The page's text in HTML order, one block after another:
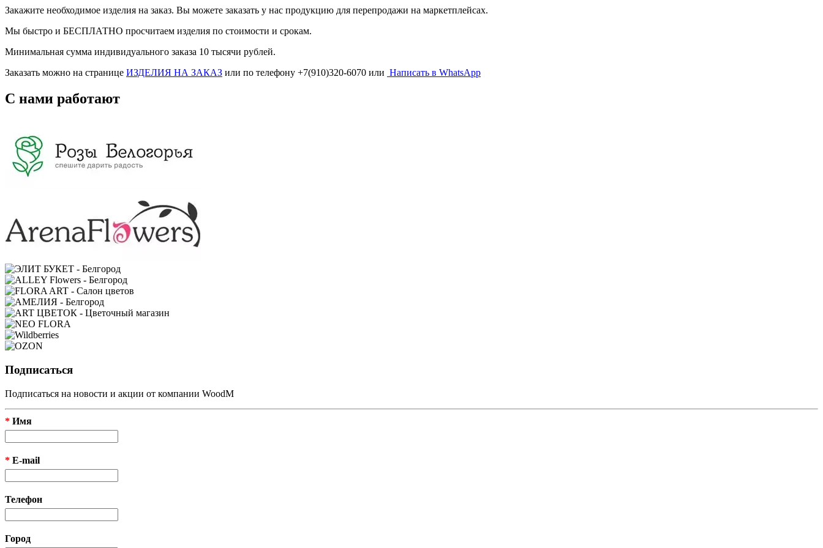
Закажите необходимое изделия на заказ. Вы можете заказать у нас продукцию для перепродажи на маркетплейсах.
Мы быстро и БЕСПЛАТНО просчитаем изделия по стоимости и срокам.
Минимальная сумма индивидуального заказа 10 тысячи рублей.
Заказать можно на странице ИЗДЕЛИЯ НА ЗАКАЗ или по телефону +7(910)320-6070 или Написать в WhatsApp
С нами работают
Подписаться
Подписаться на новости и акции от компании WoodM
* Имя
* E-mail
Телефон
Город